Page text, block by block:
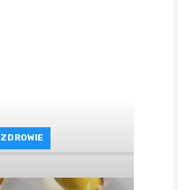
ZDROWIE